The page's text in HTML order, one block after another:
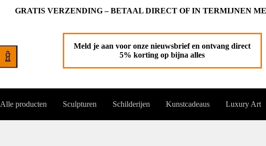
GRATIS VERZENDING – BETAAL DIRECT OF IN TERMIJNEN
Meld je aan voor onze nieuwsbrief en ontvang direct
5% korting op bijna alles
Alle producten Sculpturen Schilderijen Kunstcadeaus Luxury Art